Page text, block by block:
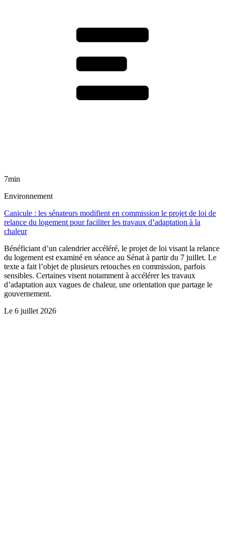
7min
Environnement
Canicule : les sénateurs modifient en commission le projet de loi de
relance du logement pour faciliter les travaux d’adaptation à la
chaleur
Bénéficiant d’un calendrier accéléré, le projet de loi visant la relance
du logement est examiné en séance au Sénat à partir du 7 juillet. Le
texte a fait l’objet de plusieurs retouches en commission, parfois
sensibles. Certaines visent notamment à accélérer les travaux
d’adaptation aux vagues de chaleur, une orientation que partage le
gouvernement.
Le 6 juillet 2026